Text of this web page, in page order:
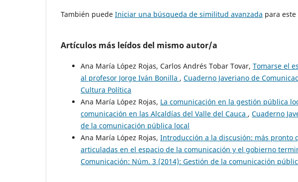
También puede Iniciar una búsqueda de similitud avanzada para
Artículos más leídos del mismo autor/a
Ana María López Rojas, Carlos Andrés Tobar Tovar, Tomarse el
al profesor Jorge Iván Bonilla , Cuaderno Javeriano de
Cultura Política
Ana María López Rojas, La comunicación en la gestión pública
comunicación en las Alcaldías del Valle del Cauca , Cuaderno
de la comunicación pública local
Ana María López Rojas, Introducción a la discusión: más pronto
articuladas en el espacio de la comunicación y el gobierno
Comunicación: Núm. 3 (2014): Gestión de la comunicación